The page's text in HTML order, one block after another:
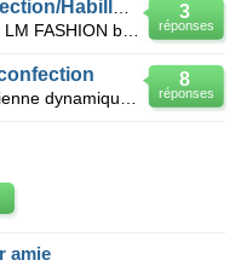
3
réponses
8
réponses
amie